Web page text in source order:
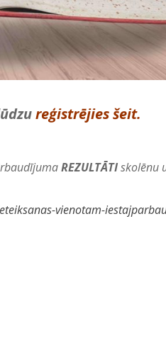
reģistrējies šeit.
REZULTĀTIskolēnu
vienotam-